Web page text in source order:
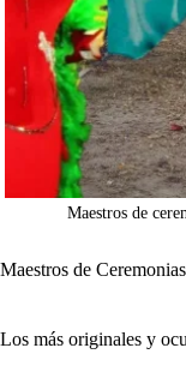
Maestros de
Maestros de Ceremonias
Los más originales y